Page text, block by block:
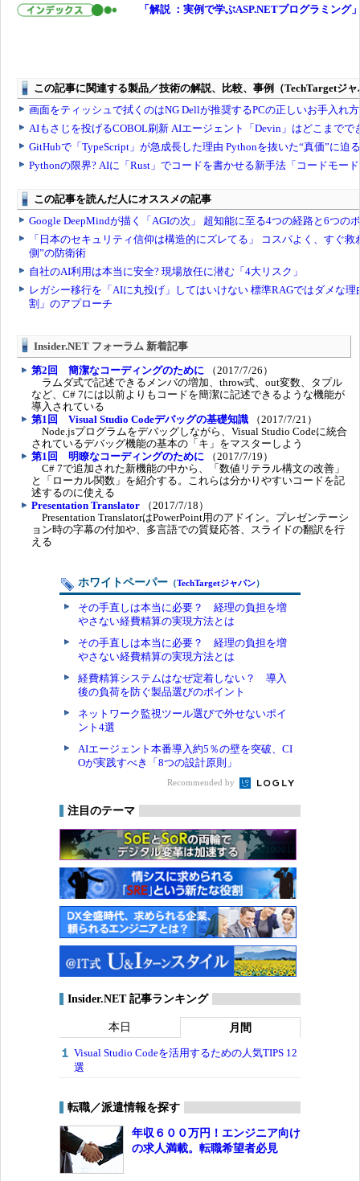
「解説 ：実例で学ぶASP.NETプログラミング
Insider.NET フォーラム 新着記事
第2回 簡潔なコーディングのために （2017/7/26）
ラムダ式で記述できるメンバの増加、throw式、out変数、タプル
など、C# 7には以前よりもコードを簡潔に記述できるような機能が
導入されている
第1回 Visual Studio Codeデバッグの基礎知識 （2017/7/21）
Node.jsプログラムをデバッグしながら、Visual Studio Codeに統合
されているデバッグ機能の基本の「キ」をマスターしよう
第1回 明瞭なコーディングのために （2017/7/19）
C# 7で追加された新機能の中から、「数値リテラル構文の改善」
と「ローカル関数」を紹介する。これらは分かりやすいコードを記
述するのに使える
Presentation Translator （2017/7/18）
Presentation TranslatorはPowerPoint用のアドイン。プレゼンテーシ
ョン時の字幕の付加や、多言語での質疑応答、スライドの翻訳を行
える
ホワイトペーパー （TechTargetジャパン）
その手直しは本当に必要？ 経理の負担を増
やさない経費精算の実現方法とは
その手直しは本当に必要？ 経理の負担を増
やさない経費精算の実現方法とは
経費精算システムはなぜ定着しない？ 導入
後の負荷を防ぐ製品選びのポイント
ネットワーク監視ツール選びで外せないポイ
ント4選
AIエージェント本番導入約5％の壁を突破、CI
Oが実践すべき「8つの設計原則」
Recommended by
注目のテーマ
Insider.NET 記事ランキング
本日 月間
Visual Studio Codeを活用するための人気TIPS 12
選
転職／派遣情報を探す
年収６００万円！エンジニア向け
の求人満載。転職希望者必見